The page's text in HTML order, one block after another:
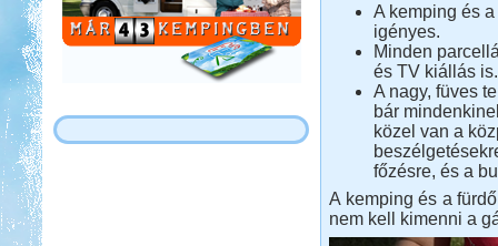
A kemping és
igényes.
Minden
és TV kiállás is.
A nagy, füves
bár
közel van a
főzésre, és a
A kemping és a
nem kell kimenni a